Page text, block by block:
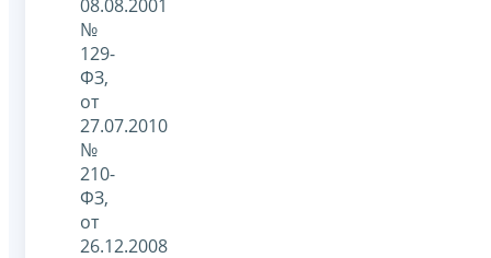
08.08.2001
№
129-
ФЗ,
от
27.07.2010
№
210-
ФЗ,
от
26.12.2008